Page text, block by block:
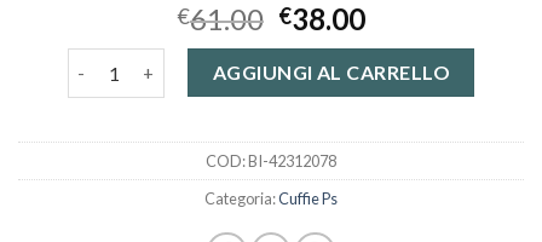
€61.00 €38.00
AGGIUNGI AL CARRELLO
COD:BI-42312078
Categoria:Cuffie Ps